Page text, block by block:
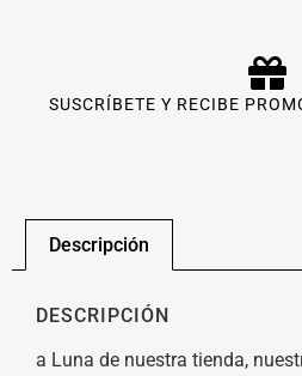
SUSCRÍBETE Y RECIBE
Descripción
DESCRIPCIÓN
a Luna de nuestra tienda,